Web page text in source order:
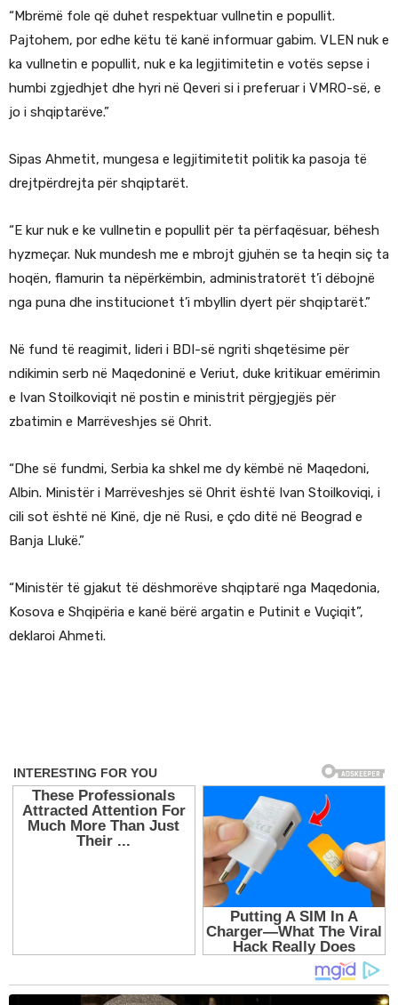
“Mbrëmë fole që duhet respektuar vullnetin e popullit.
Pajtohem, por edhe këtu të kanë informuar gabim. VLEN nuk e
ka vullnetin e popullit, nuk e ka legjitimitetin e votës sepse i
humbi zgjedhjet dhe hyri në Qeveri si i preferuar i VMRO-së, e
jo i shqiptarëve.”
Sipas Ahmetit, mungesa e legjitimitetit politik ka pasoja të
drejtpërdrejta për shqiptarët.
“E kur nuk e ke vullnetin e popullit për ta përfaqësuar, bëhesh
hyzmeçar. Nuk mundesh me e mbrojt gjuhën se ta heqin siç ta
hoqën, flamurin ta nëpërkëmbin, administratorët t’i dëbojnë
nga puna dhe institucionet t’i mbyllin dyert për shqiptarët.”
Në fund të reagimit, lideri i BDI-së ngriti shqetësime për
ndikimin serb në Maqedoninë e Veriut, duke kritikuar emërimin
e Ivan Stoilkoviqit në postin e ministrit përgjegjës për
zbatimin e Marrëveshjes së Ohrit.
“Dhe së fundmi, Serbia ka shkel me dy këmbë në Maqedoni,
Albin. Ministër i Marrëveshjes së Ohrit është Ivan Stoilkoviqi, i
cili sot është në Kinë, dje në Rusi, e çdo ditë në Beograd e
Banja Llukë.”
“Ministër të gjakut të dëshmorëve shqiptarë nga Maqedonia,
Kosova e Shqipëria e kanë bërë argatin e Putinit e Vuçiqit”,
deklaroi Ahmeti.